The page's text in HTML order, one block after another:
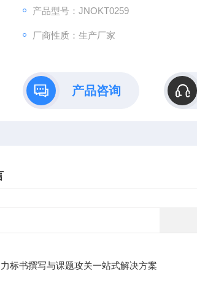
理论创新到数据落地的完整解决方案。
产品型号：JNOKT0259
厂商性质：生产厂家
产品咨询
标书撰写与课题攻关一站式解决方案